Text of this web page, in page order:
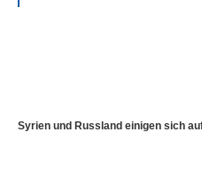
Syrien und Russland einigen sich